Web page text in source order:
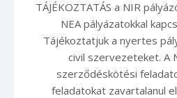
TÁJÉKOZTATÁS a NIR
NEA pályázatokkal
Tájékoztatjuk a nyertes
civil szervezeteket. A
szerződéskötési
feladatokat zavartalanul